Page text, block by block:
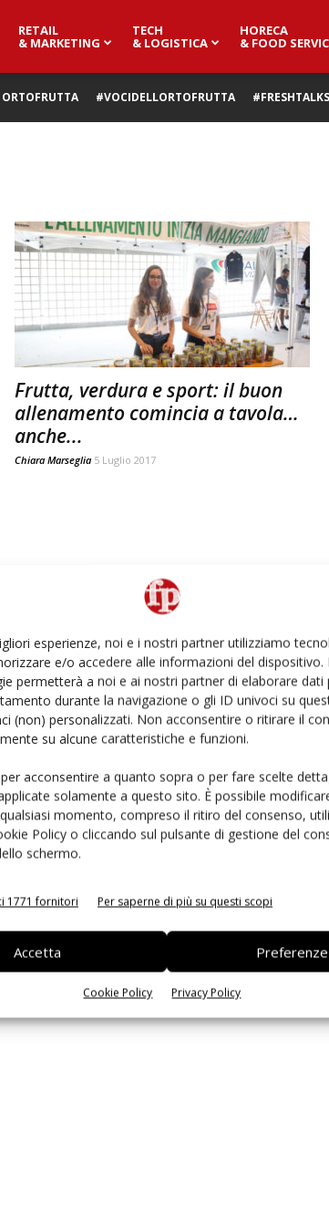
esperienze, noi e i nostri partner utilizziamo
e/o accedere alle informazioni del dispositivo.
permetterà a noi e ai nostri partner di elaborare dati
durante la navigazione o gli ID univoci su
(non) personalizzati. Non acconsentire o ritirare il
su alcune caratteristiche e funzioni.
acconsentire a quanto sopra o per fare scelte
solamente a questo sito. È possibile
momento, compreso il ritiro del consenso,
Policy o cliccando sul pulsante di gestione del
schermo.
1771 fornitori Per saperne di più su questi scopi
Accetta Preferenze
Cookie Policy Privacy Policy
RETAIL
& MARKETING
TECH
& LOGISTICA
HORECA
& FOOD
#VOCIDELLORTOFRUTTA #FRESHTALKS
Frutta, verdura e sport: il buon
allenamento comincia a tavola…
anche...
Chiara Marseglia 5 Luglio 2017